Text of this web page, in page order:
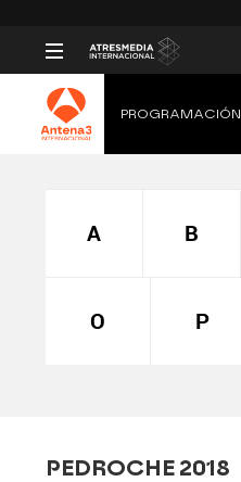
PROGRAMACIÓN
A B
O P
PEDROCHE 2018